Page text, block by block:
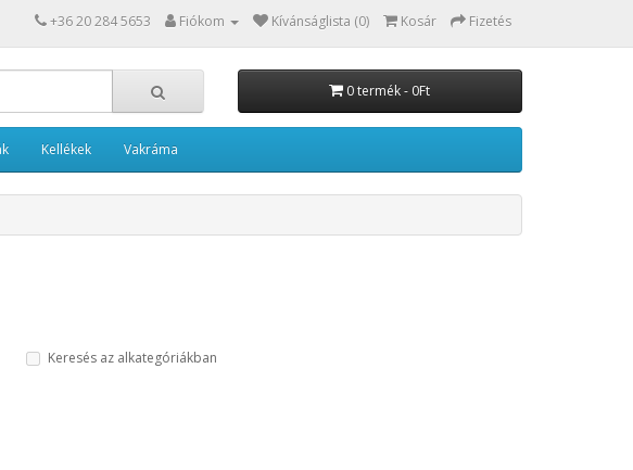
+36 20 284 5653 Fiókom Kívánságlista (0) Kosár Fizetés
0 termék - 0Ft
Kellékek Vakráma
Keresés az alkategóriákban